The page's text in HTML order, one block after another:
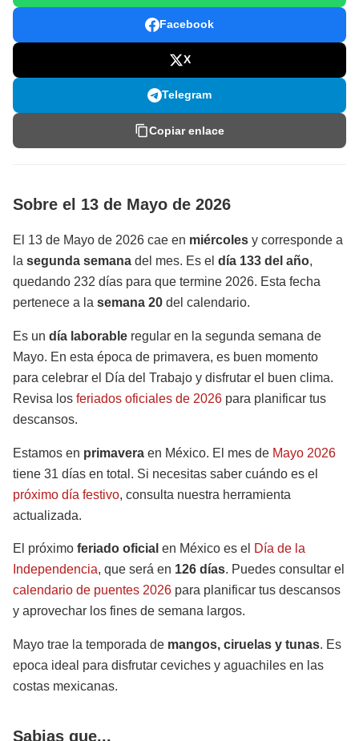
Facebook
X
Telegram
Copiar enlace
Sobre el 13 de Mayo de 2026
El 13 de Mayo de 2026 cae en miércoles y corresponde a
la segunda semana del mes. Es el día 133 del año,
quedando 232 días para que termine 2026. Esta fecha
pertenece a la semana 20 del calendario.
Es un día laborable regular en la segunda semana de
Mayo. En esta época de primavera, es buen momento
para celebrar el Día del Trabajo y disfrutar el buen clima.
Revisa los feriados oficiales de 2026 para planificar tus
descansos.
Estamos en primavera en México. El mes de Mayo 2026
tiene 31 días en total. Si necesitas saber cuándo es el
próximo día festivo, consulta nuestra herramienta
actualizada.
El próximo feriado oficial en México es el Día de la
Independencia, que será en 126 días. Puedes consultar el
calendario de puentes 2026 para planificar tus descansos
y aprovechar los fines de semana largos.
Mayo trae la temporada de mangos, ciruelas y tunas. Es
epoca ideal para disfrutar ceviches y aguachiles en las
costas mexicanas.
Sabias que...